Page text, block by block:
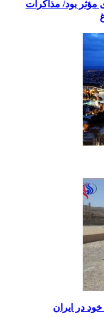
بود/ مذاکرات